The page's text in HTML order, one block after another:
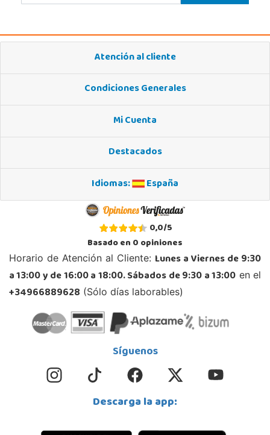
Atención al cliente
Condiciones Generales
Mi Cuenta
Destacados
Idiomas:
España
0,0/5
Basado en0opiniones
Horario de Atención al Cliente: Lunes a Viernes de 9:30
a 13:00 y de 16:00 a 18:00. Sábados de 9:30 a 13:00 en el
+34966889628 (Sólo días laborables)
Síguenos
Descarga la app: